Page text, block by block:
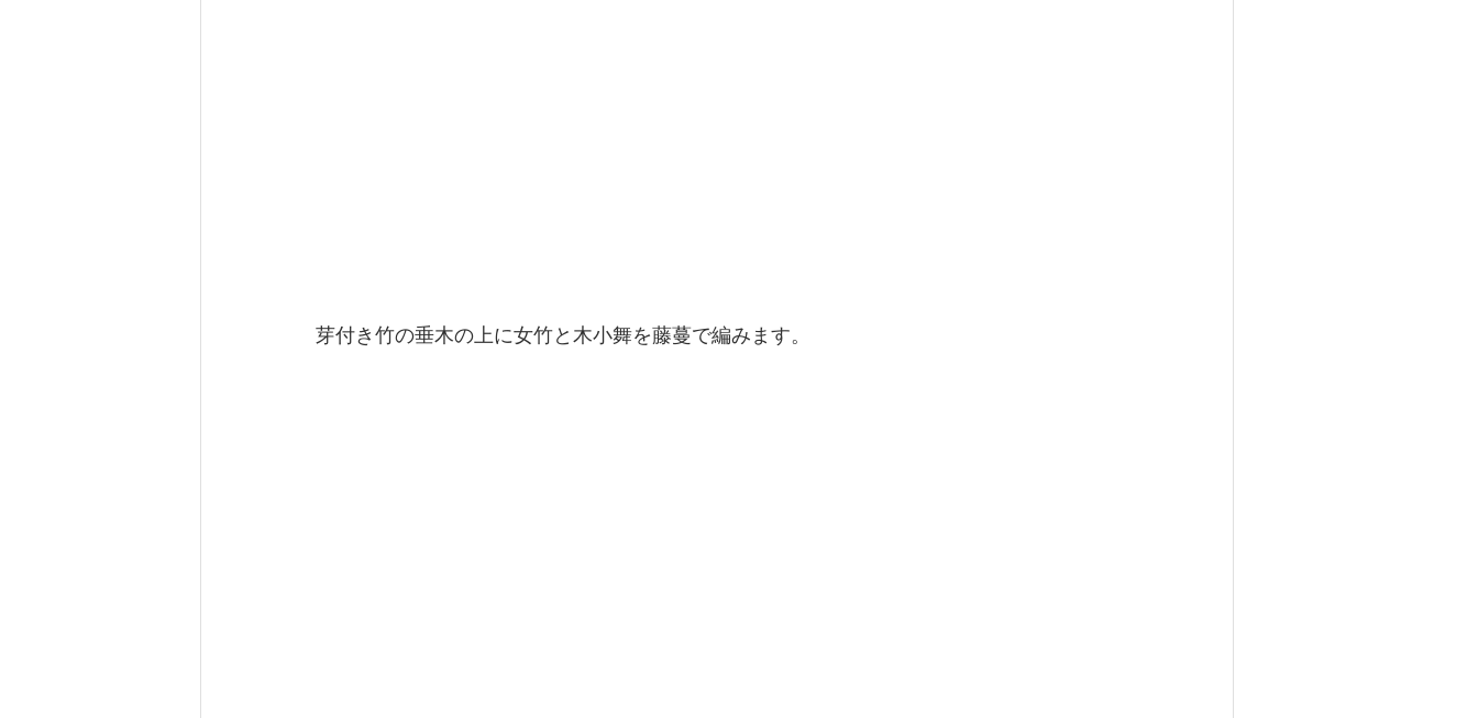
芽付き竹の垂木の上に女竹と木小舞を藤蔓で編みます。